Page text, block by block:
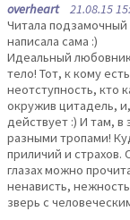
overheart21.08.15
Читала
написала сама :)
Идеальный
тело! Тот, к кому
неотступность, кто
окружив цитадель,
действует :) И там,
разными тропами!
приличий и страхов.
глазах можно
ненависть,
зверь с